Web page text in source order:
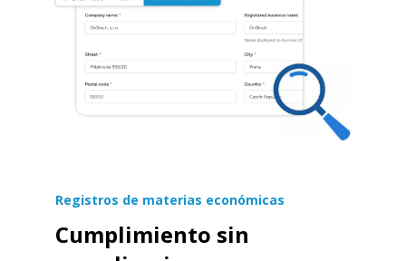
Registros de materias económicas
Cumplimiento sin